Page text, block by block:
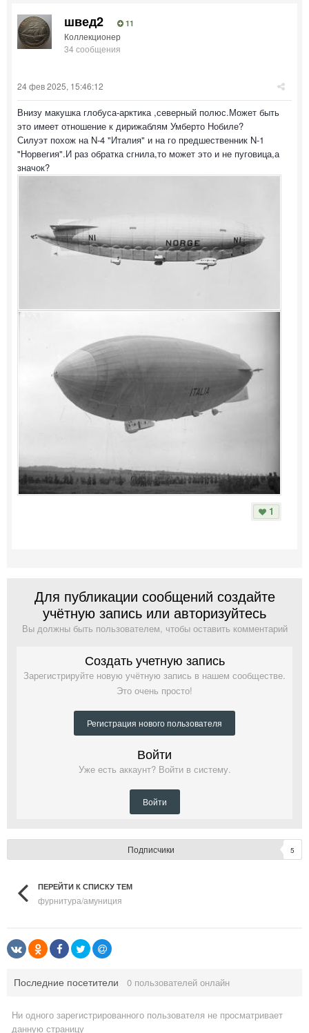
швед2 11
Коллекционер
34 сообщения
24 фев 2025, 15:46:12
Внизу макушка глобуса-арктика ,северный полюс.Может быть
это имеет отношение к дирижаблям Умберто Нобиле?
Силуэт похож на N-4 "Италия" и на го предшественник N-1
"Норвегия".И раз обратка сгнила,то может это и не пуговица,а
значок?
1
Для публикации сообщений создайте
учётную запись или авторизуйтесь
Вы должны быть пользователем, чтобы оставить комментарий
Создать учетную запись
Зарегистрируйте новую учётную запись в нашем сообществе.
Это очень просто!
Регистрация нового пользователя
Войти
Уже есть аккаунт? Войти в систему.
Войти
Подписчики 5
ПЕРЕЙТИ К СПИСКУ ТЕМ
фурнитура/амуниция
Последние посетители 0 пользователей онлайн
Ни одного зарегистрированного пользователя не просматривает
данную страницу